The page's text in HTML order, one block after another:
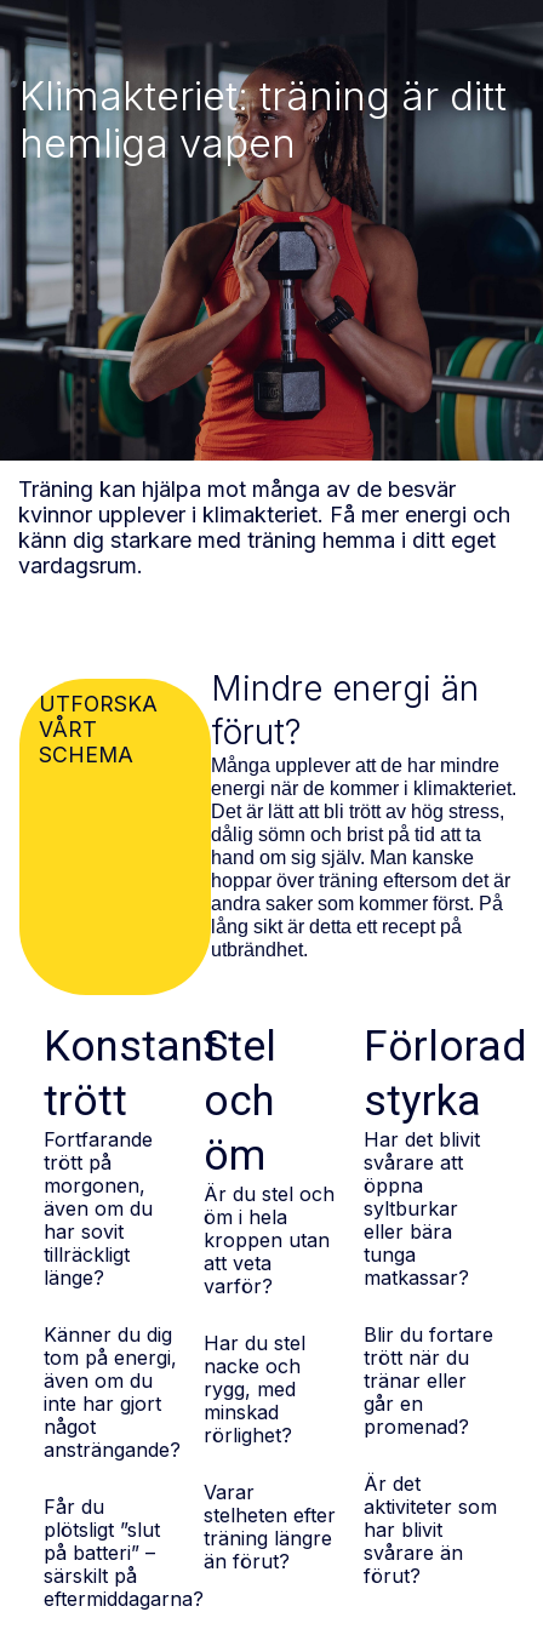
Klimakteriet: träning är ditt
hemliga vapen
Träning kan hjälpa mot många av de besvär
kvinnor upplever i klimakteriet. Få mer energi och
känn dig starkare med träning hemma i ditt eget
vardagsrum.
UTFORSKA
VÅRT
SCHEMA
Mindre energi än
förut?
Många upplever att de har mindre
energi när de kommer i klimakteriet.
Det är lätt att bli trött av hög stress,
dålig sömn och brist på tid att ta
hand om sig själv. Man kanske
hoppar över träning eftersom det är
andra saker som kommer först. På
lång sikt är detta ett recept på
utbrändhet.
Konstant
trött
Fortfarande
trött på
morgonen,
även om du
har sovit
tillräckligt
länge?
Känner du dig
tom på energi,
även om du
inte har gjort
något
ansträngande?
Får du
plötsligt ”slut
på batteri” –
särskilt på
eftermiddagarna?
Stel
och
öm
Är du stel och
öm i hela
kroppen utan
att veta
varför?
Har du stel
nacke och
rygg, med
minskad
rörlighet?
Varar
stelheten efter
träning längre
än förut?
Förlorad
styrka
Har det blivit
svårare att
öppna
syltburkar
eller bära
tunga
matkassar?
Blir du fortare
trött när du
tränar eller
går en
promenad?
Är det
aktiviteter som
har blivit
svårare än
förut?